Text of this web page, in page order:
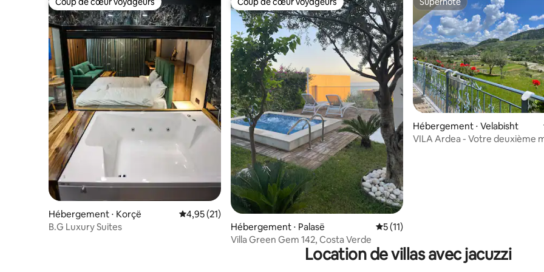
Coup de cœur voyageurs
Hébergement ⋅ Korçë Évaluation moyenne sur la base de 21 commentaires : 4,95 sur 5
4,95 (21)
B.G Luxury Suites
Coup de cœur voyageurs
Hébergement ⋅ Palasë Évaluation moyenne sur la base de 11
5 (11)
Villa Green Gem 142, Costa Verde
Superhôte
Hébergement ⋅ Velabisht
VILA Ardea - Votre deuxième
Location de villas avec jacuzzi